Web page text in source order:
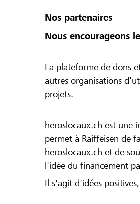
Nos partenaires
Nous encourageons
La plateforme de dons
autres organisations
projets.
heroslocaux.ch est une
permet à Raiffeisen de
heroslocaux.ch et de
l'idée du financement
Il s'agit d'idées